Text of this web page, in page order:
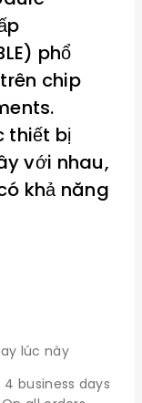
phổ
chip
thiết bị
với nhau,
khả năng
lúc này
4 business days